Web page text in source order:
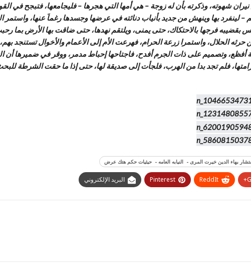
شهوته، وذكرته بأن له زوجة – هي أمها التي هجرها – فليجامعها، فتبجح في
– لينفرد بها وينهش من جديد بأنياب دنائته في عرضها وجسدها رغماَ عنها،
بقضيبه فرجها بالاحتكاك، حتى يمنى، ويلتقم نهدها، حتى ضاقت بها الأرض بما
الحلال، واستمرا زرعة الحرام، فهرعت الأم إلى الأعمام والأخوال تستنجد
أفظع، وتصميم على ذات الجرم أفدح، فاجتاحها إحباط مدمر، ووقر في ضميرها أن
فلم تجد بدا من الهرب، فلجأت إلى صديقة لها، حتى إذا ما حقت الشرطة
بهاء الدين خيرت المرى - النيابه العامه - حيثيات حكم هتك عرض
ReddIt
Pinterest البريد الإلكتروني